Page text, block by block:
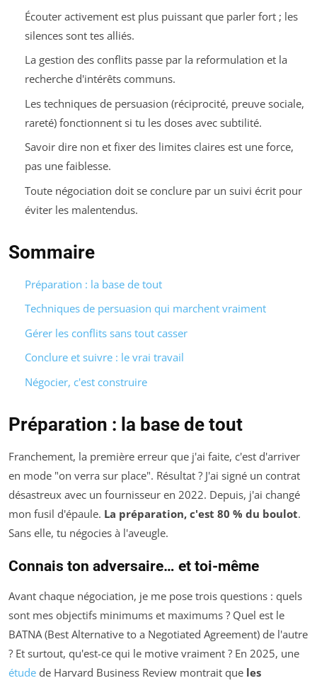
Écouter activement est plus puissant que parler fort ; les
silences sont tes alliés.
La gestion des conflits passe par la reformulation et la
recherche d'intérêts communs.
Les techniques de persuasion (réciprocité, preuve sociale,
rareté) fonctionnent si tu les doses avec subtilité.
Savoir dire non et fixer des limites claires est une force,
pas une faiblesse.
Toute négociation doit se conclure par un suivi écrit pour
éviter les malentendus.
Sommaire
Préparation : la base de tout
Techniques de persuasion qui marchent vraiment
Gérer les conflits sans tout casser
Conclure et suivre : le vrai travail
Négocier, c'est construire
Préparation : la base de tout
Franchement, la première erreur que j'ai faite, c'est d'arriver
en mode "on verra sur place". Résultat ? J'ai signé un contrat
désastreux avec un fournisseur en 2022. Depuis, j'ai changé
mon fusil d'épaule. La préparation, c'est 80 % du boulot.
Sans elle, tu négocies à l'aveugle.
Connais ton adversaire… et toi-même
Avant chaque négociation, je me pose trois questions : quels
sont mes objectifs minimums et maximums ? Quel est le
BATNA (Best Alternative to a Negotiated Agreement) de l'autre
? Et surtout, qu'est-ce qui le motive vraiment ? En 2025, une
étude de Harvard Business Review montrait que les